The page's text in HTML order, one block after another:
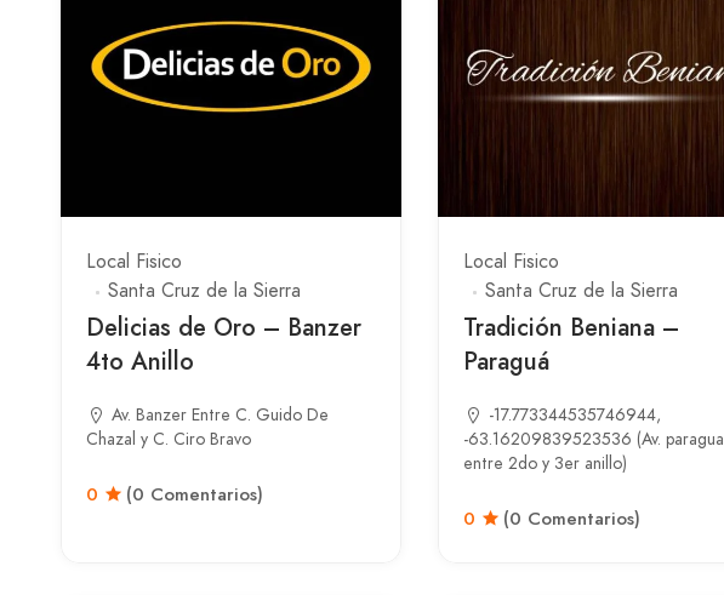
Local Fisico
Santa Cruz de la Sierra
Delicias de Oro – Banzer
4to Anillo
Av. Banzer Entre C. Guido De
Chazal y C. Ciro Bravo
0 (0 Comentarios)
Local Fisico
Santa Cruz de la Sierra
Tradición Beniana –
Paraguá
-17.773344535746944,
-63.16209839523536 (Av. paragua
entre 2do y 3er anillo)
0 (0 Comentarios)